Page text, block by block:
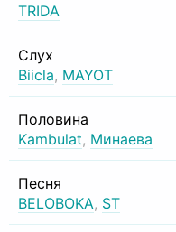
TRIDA
Слух
Biicla, MAYOT
Половина
Kambulat, Минаева
Песня
BELOBOKA, ST